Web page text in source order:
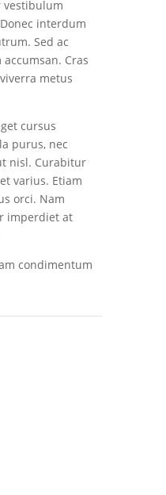
vestibulum
interdum
Sed ac
Cras
metus
cursus
purus, nec
nisl. Curabitur
varius. Etiam
orci. Nam
imperdiet at
condimentum